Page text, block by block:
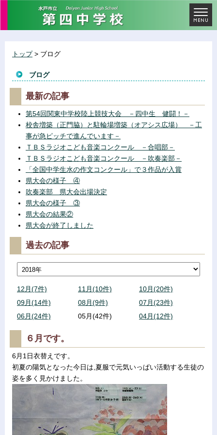
トップ> ブログ
ブログ
最新の記事
第54回関東中学校陸上競技大会 －四中生 健闘！－
校舎増築（正門脇）と駐輪場増築（オアシス広場） －工
事が急ピッチで進んでいます－
ＴＢＳラジオこども音楽コンクール －合唱部－
ＴＢＳラジオこども音楽コンクール －吹奏楽部－
「全国中学生水の作文コンクール」で３作品が入賞
県大会の様子 ④
吹奏楽部 県大会出場決定
県大会の様子 ③
県大会の結果②
県大会が終了しました
過去の記事
12月(7件) 11月(10件)
10月(20件)
09月(14件)
08月(9件)
07月(23件)
06月(24件)
05月(42件) 04月(12件)
６月です。
6月1日衣替えです。
初夏の陽気となった今日は,夏服で元気いっぱい活動する生徒の
姿を多く見かけました。